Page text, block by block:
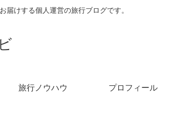
けする個人運営の旅行ブログです。
旅行ノウハウ プロフィール